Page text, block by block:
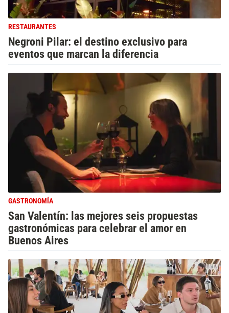
RESTAURANTES
Negroni Pilar: el destino exclusivo para
eventos que marcan la diferencia
GASTRONOMÍA
San Valentín: las mejores seis propuestas
gastronómicas para celebrar el amor en
Buenos Aires